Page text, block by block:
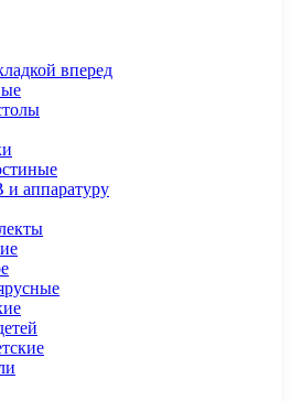
вперед
аппаратуру